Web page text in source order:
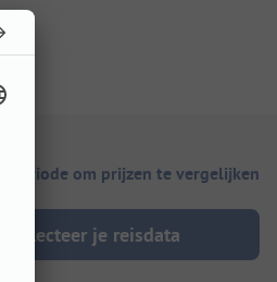
om prijzen te vergelijken
Selecteer je reisdata